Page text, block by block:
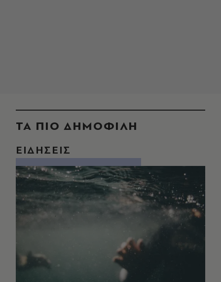
ΤΑ ΠΙΟ ΔΗΜΟΦΙΛΗ
ΕΙΔΗΣΕΙΣ